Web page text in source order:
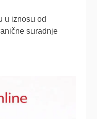
u iznosu od
suradnje